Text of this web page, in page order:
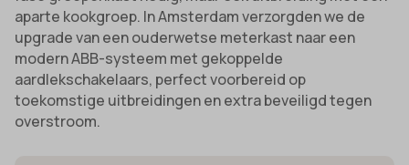
aparte kookgroep. In Amsterdam verzorgden we de
upgrade van een ouderwetse meterkast naar een
modern ABB-systeem met gekoppelde
aardlekschakelaars, perfect voorbereid op
toekomstige uitbreidingen en extra beveiligd tegen
overstroom.
cmplz_banner-status
cmplz_consent_status
cmplz_consented_services
cmplz_functional
_ga_*
analytics_cookies
cookies-state
mp_*_mixpanel
uitgevers om gepersonaliseerde advertenties te tonen. Dit doen ze
door bezoekers over verschillende websites te volgen.
Details weergeven
Andere diensten
Deze categorie omvat alle cookies, domeinen en services die niet